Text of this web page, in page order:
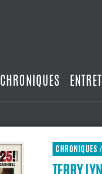
CHRONIQUES
CHRONIQUES /